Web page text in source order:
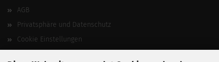
AGB
Privatsphäre und Datenschutz
Cookie Einstellungen